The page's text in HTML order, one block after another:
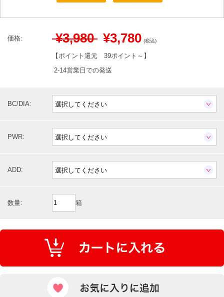
価格: ¥3,980 ¥3,780 (税込)
【ポイント還元 39ポイント～ 】
2-14営業日での発送
BC/DIA:
PWR:
ADD:
数量: 箱